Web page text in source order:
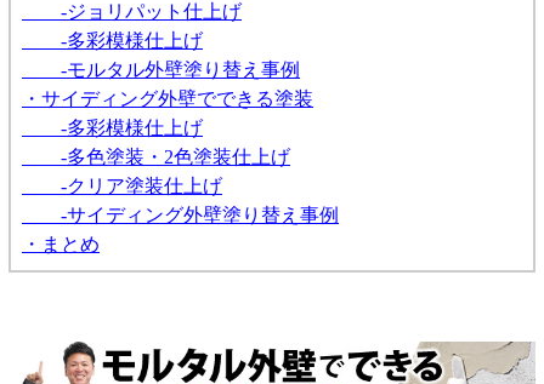
-ジョリパット仕上げ
-多彩模様仕上げ
-モルタル外壁塗り替え事例
・サイディング外壁でできる塗装
-多彩模様仕上げ
-多色塗装・2色塗装仕上げ
-クリア塗装仕上げ
-サイディング外壁塗り替え事例
・まとめ